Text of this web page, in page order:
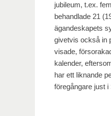
jubileum, t.ex.
behandlade 21
ägandeskapets
givetvis också in
visade,
kalender,
har ett liknande
föregångare just